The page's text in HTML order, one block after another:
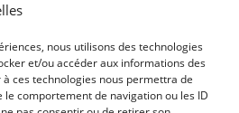
nous utilisons des technologies
et/ou accéder aux informations des
ces technologies nous permettra de
comportement de navigation ou les ID
bout du suspense !
tennis Martinique : du